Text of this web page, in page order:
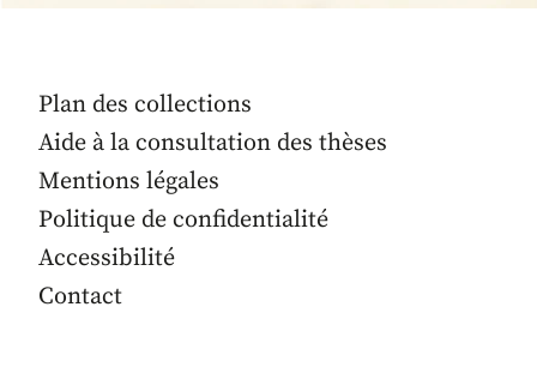
Plan des collections
Aide à la consultation des thèses
Mentions légales
Politique de confidentialité
Accessibilité
Contact